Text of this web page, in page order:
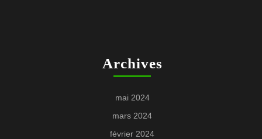
Archives
mai 2024
mars 2024
février 2024